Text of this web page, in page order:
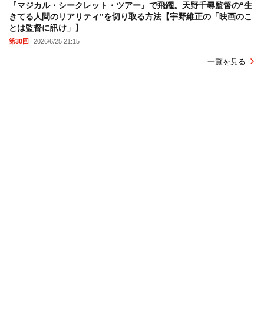
『マジカル・シークレット・ツアー』で飛躍。天野千尋監督の“生
きてる人間のリアリティ”を切り取る方法【宇野維正の「映画のこ
とは監督に訊け」】
第30回 2026/6/25 21:15
一覧を見る